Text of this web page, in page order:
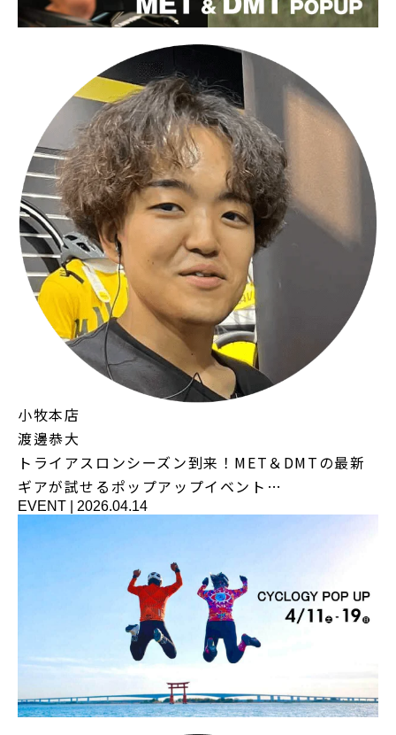
小牧本店
渡邊恭大
トライアスロンシーズン到来！MET＆DMTの最新
ギアが試せるポップアップイベント…
EVENT 2026.04.14